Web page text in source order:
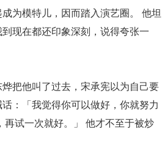
为模特儿，因而踏入演艺圈。 他坦
现在都还印象深刻，说得夸张一
把他叫了过去，宋承宪以为自己要
：「我觉得你可以做好，你就努力
试一次就好。」 他才不至于被炒